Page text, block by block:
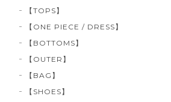
【TOPS】
【ONE PIECE / DRESS】
【BOTTOMS】
【OUTER】
【BAG】
【SHOES】